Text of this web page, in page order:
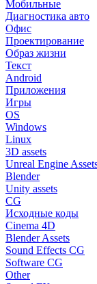
Мобильные
Диагностика авто
Офис
Проектирование
Образ жизни
Текст
Android
Приложения
Игры
OS
Windows
Linux
3D assets
Unreal Engine
Blender
Unity assets
CG
Исходные коды
Cinema 4D
Blender Assets
Sound Effects CG
Software CG
Other